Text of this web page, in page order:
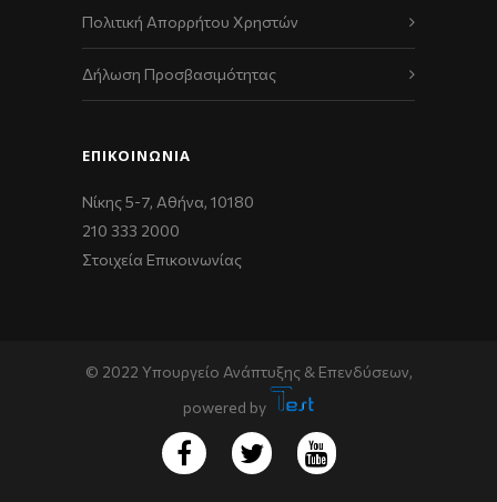
Πολιτική Απορρήτου Χρηστών
Δήλωση Προσβασιμότητας
ΕΠΙΚΟΙΝΩΝΊΑ
Νίκης 5-7, Αθήνα, 10180
210 333 2000
Στοιχεία Επικοινωνίας
© 2022 Υπουργείο Ανάπτυξης & Επενδύσεων,
powered by